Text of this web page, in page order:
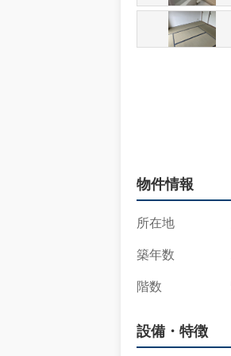
物件情報
所在地
築年数
階数
設備・特徴